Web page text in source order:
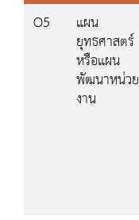
O5 แผน
ยุทธศาสตร์
หรือแผน
พัฒนาหน่วย
งาน